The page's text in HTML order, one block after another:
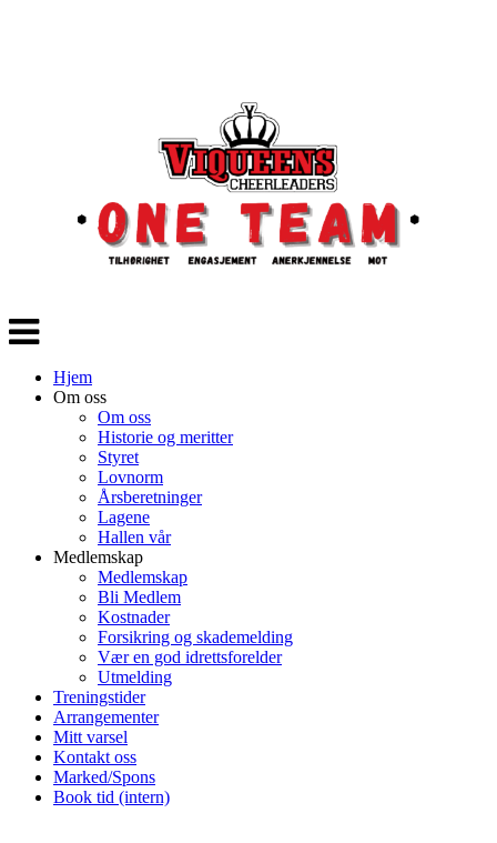
Veksle
navigasjon
Hjem
Om oss
Om oss
Historie og meritter
Styret
Lovnorm
Årsberetninger
Lagene
Hallen vår
Medlemskap
Medlemskap
Bli Medlem
Kostnader
Forsikring og skademelding
Vær en god idrettsforelder
Utmelding
Treningstider
Arrangementer
Mitt varsel
Kontakt oss
Marked/Spons
Book tid (intern)